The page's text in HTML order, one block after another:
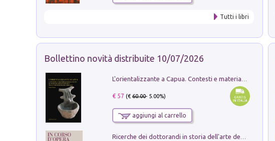
Tutti i libri
Bollettino novità distribuite 10/07/2026
€ 57 (€60.00- 5.00%)
aggiungi al carrello
Ricerche dei dottorandi in storia dell'arte della Sapienza